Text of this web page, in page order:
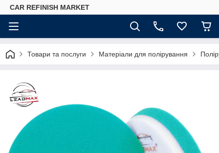
CAR REFINISH MARKET
Товари та послуги Матеріали для полірування